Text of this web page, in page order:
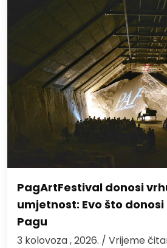
PagArtFestival donosi
umjetnost: Evo što donosi
Pagu
3 kolovoza , 2026. / Vrijeme